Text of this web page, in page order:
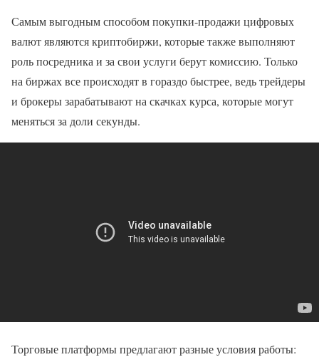
Самым выгодным способом покупки-продажи цифровых
валют являются криптобиржи, которые также выполняют
роль посредника и за свои услуги берут комиссию. Только
на биржах все происходят в гораздо быстрее, ведь трейдеры
и брокеры зарабатывают на скачках курса, которые могут
меняться за доли секунды.
Торговые платформы предлагают разные условия работы: